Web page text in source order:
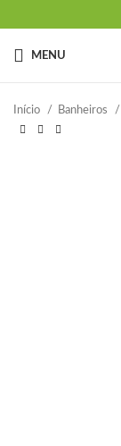
MENU
Início Banheiros